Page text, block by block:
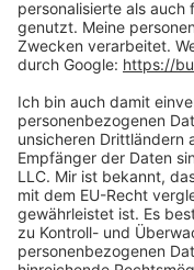
Social Media
Oft Gesucht